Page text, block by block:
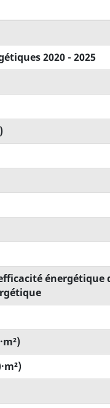
2020 - 2025
énergétique